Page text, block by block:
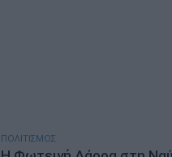
ΠΟΛΙΤΙΣΜΟΣ